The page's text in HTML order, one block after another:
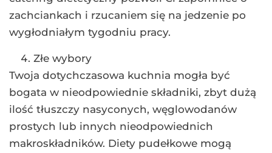
zachciankach i rzucaniem się na jedzenie po
wygłodniałym tygodniu pracy.
Złe wybory
Twoja dotychczasowa kuchnia mogła być
bogata w nieodpowiednie składniki, zbyt dużą
ilość tłuszczy nasyconych, węglowodanów
prostych lub innych nieodpowiednich
makroskładników. Diety pudełkowe mogą